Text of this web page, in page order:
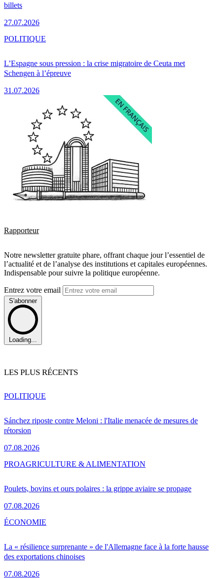
billets
27.07.2026
L’Espagne sous pression : la crise migratoire de Ceuta met
Schengen à l’épreuve
31.07.2026
POLITIQUE
Rapporteur
Notre newsletter gratuite phare, offrant chaque jour l’essentiel de
l’actualité et de l’analyse des institutions et capitales européennes.
Indispensable pour suivre la politique européenne.
Entrez votre email
S'abonner
Loading...
LES PLUS RÉCENTS
Sánchez riposte contre Meloni : l'Italie menacée de mesures de
rétorsion
07.08.2026
POLITIQUE
Poulets, bovins et ours polaires : la grippe aviaire se propage
07.08.2026
PROAGRICULTURE & ALIMENTATION
La « résilience surprenante » de l'Allemagne face à la forte hausse
des exportations chinoises
07.08.2026
ÉCONOMIE